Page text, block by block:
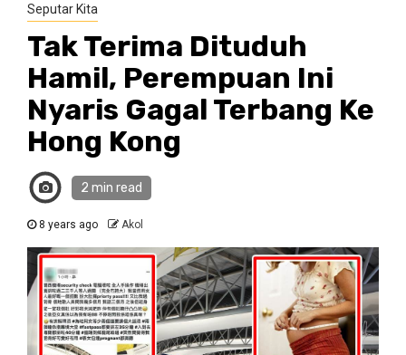
Seputar Kita
Tak Terima Dituduh
Hamil, Perempuan Ini
Nyaris Gagal Terbang Ke
Hong Kong
2 min read
8 years ago Akol